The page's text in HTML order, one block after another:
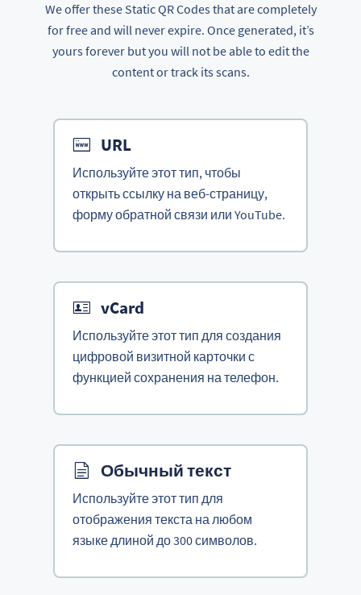
We offer these Static QR Codes that are completely
for free and will never expire. Once generated, it’s
yours forever but you will not be able to edit the
content or track its scans.
URL
Используйте этот тип, чтобы
открыть ссылку на веб-страницу,
форму обратной связи или YouTube.
vCard
Используйте этот тип для создания
цифровой визитной карточки с
функцией сохранения на телефон.
Обычный текст
Используйте этот тип для
отображения текста на любом
языке длиной до 300 символов.